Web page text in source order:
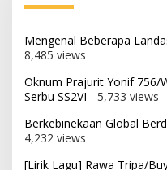
Mengenal Beberapa
8,485 views
Oknum Prajurit Yonif 756/
Serbu SS2VI - 5,733 views
Berkebinekaan Global
4,232 views
[Lirik Lagu] Rawa Tripa/